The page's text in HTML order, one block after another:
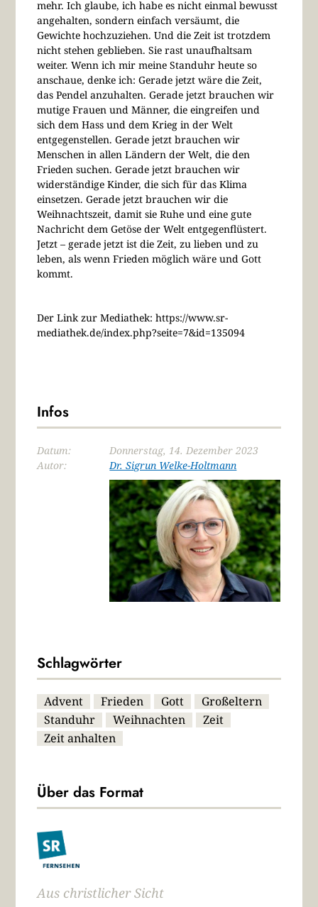
mehr. Ich glaube, ich habe es nicht einmal bewusst
angehalten, sondern einfach versäumt, die
Gewichte hochzuziehen. Und die Zeit ist trotzdem
nicht stehen geblieben. Sie rast unaufhaltsam
weiter. Wenn ich mir meine Standuhr heute so
anschaue, denke ich: Gerade jetzt wäre die Zeit,
das Pendel anzuhalten. Gerade jetzt brauchen wir
mutige Frauen und Männer, die eingreifen und
sich dem Hass und dem Krieg in der Welt
entgegenstellen. Gerade jetzt brauchen wir
Menschen in allen Ländern der Welt, die den
Frieden suchen. Gerade jetzt brauchen wir
widerständige Kinder, die sich für das Klima
einsetzen. Gerade jetzt brauchen wir die
Weihnachtszeit, damit sie Ruhe und eine gute
Nachricht dem Getöse der Welt entgegenflüstert.
Jetzt – gerade jetzt ist die Zeit, zu lieben und zu
leben, als wenn Frieden möglich wäre und Gott
kommt.
Der Link zur Mediathek: https://www.sr-
mediathek.de/index.php?seite=7&id=135094
Infos
Datum:
Donnerstag, 14. Dezember 2023
Autor:
Dr. Sigrun Welke-Holtmann
Schlagwörter
Advent Frieden Gott
Großeltern
Standuhr
Weihnachten
Zeit
Zeit anhalten
Über das Format
Aus christlicher Sicht